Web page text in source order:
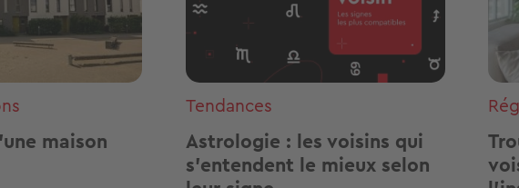
maison
Tendances
Astrologie : les voisins qui
s'entendent le mieux selon